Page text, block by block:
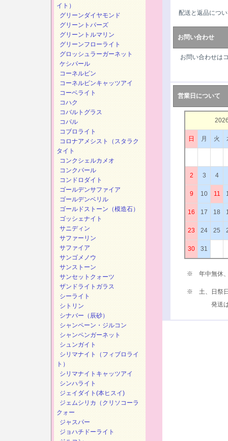
配送と返品につ
お問い合わせ
お問い合わせは
営業日について
日 月 火
2 3 4
9 10 11
16 17 18
23 24 25
30 31
※ 年中無休、
※ 土、日祭日
発送は、
イト）
グリーンダイヤモンド
グリーントパーズ
グリーントルマリン
グリーンフローライト
グロッシュラーガーネット
ケシパール
コーネルピン
コーネルピンキャッツアイ
コーベライト
コハク
コバルトグラス
コパル
コブロライト
コロナアメシスト（スタラク
タイト
コンクシェルカメオ
コンクパール
コンドロダイト
ゴールデンサファイア
ゴールデンベリル
ゴールドストーン（模造石）
ゴッシェナイト
サニディン
サファーリン
サファイア
サンゴメノウ
サンストーン
サンセットクォーツ
ザンドライトガラス
シーライト
シトリン
シナバー（辰砂）
シャンペーン・ジルコン
シャンペンガーネット
シュンガイト
シリマナイト（フィブロライ
ト）
シリマナイトキャッツアイ
シンハライト
ジェイダイト(本ヒスイ)
ジェムシリカ（クリソコーラ
クォー
ジャスパー
ジョハチドーライト